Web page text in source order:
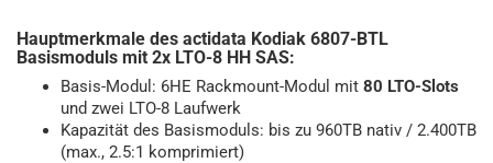
Hauptmerkmale des actidata Kodiak 6807-BTL
Basismoduls mit 2x LTO-8 HH SAS:
Basis-Modul: 6HE Rackmount-Modul mit 80 LTO-Slots
und zwei LTO-8 Laufwerk
Kapazität des Basismoduls: bis zu 960TB nativ / 2.400TB
(max., 2.5:1 komprimiert)